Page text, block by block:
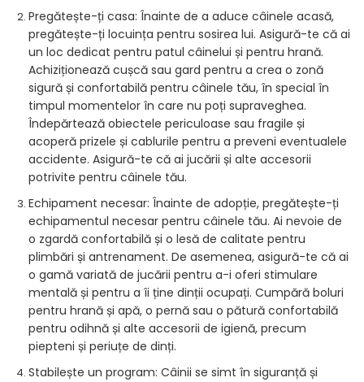
Pregătește-ți casa: Înainte de a aduce câinele acasă,
pregătește-ți locuința pentru sosirea lui. Asigură-te că ai
un loc dedicat pentru patul câinelui și pentru hrană.
Achiziționează cușcă sau gard pentru a crea o zonă
sigură și confortabilă pentru câinele tău, în special în
timpul momentelor în care nu poți supraveghea.
Îndepărtează obiectele periculoase sau fragile și
acoperă prizele și cablurile pentru a preveni eventualele
accidente. Asigură-te că ai jucării și alte accesorii
potrivite pentru câinele tău.
Echipament necesar: Înainte de adopție, pregătește-ți
echipamentul necesar pentru câinele tău. Ai nevoie de
o zgardă confortabilă și o lesă de calitate pentru
plimbări și antrenament. De asemenea, asigură-te că ai
o gamă variată de jucării pentru a-i oferi stimulare
mentală și pentru a îi ține dinții ocupați. Cumpără boluri
pentru hrană și apă, o pernă sau o pătură confortabilă
pentru odihnă și alte accesorii de igienă, precum
piepteni și periuțe de dinți.
Stabilește un program: Câinii se simt în siguranță și